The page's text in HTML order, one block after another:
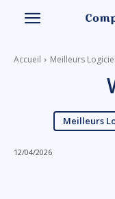
Accueil Meilleurs
Meilleurs
12/04/2026